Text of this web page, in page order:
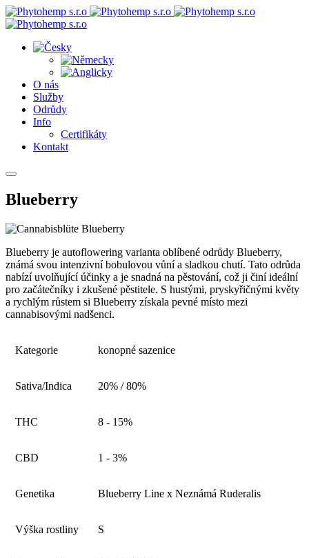
O nás
Služby
Odrůdy
Info
Certifikáty
Kontakt
Blueberry
Blueberry je autoflowering varianta oblíbené odrůdy Blueberry,
známá svou intenzivní bobulovou vůní a sladkou chutí. Tato odrůda
nabízí uvolňující účinky a je snadná na pěstování, což ji činí ideální
pro začátečníky i zkušené pěstitele. S hustými, pryskyřičnými květy
a rychlým růstem si Blueberry získala pevné místo mezi
cannabisovými nadšenci.
Kategorie konopné sazenice
Sativa/Indica 20% / 80%
THC 8 - 15%
CBD 1 - 3%
Genetika Blueberry Line x Neznámá Ruderalis
Výška rostliny S